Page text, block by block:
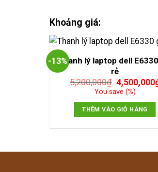
Khoảng giá:
-13%Thanh lý laptop dell
rẻ
5,200,000₫ Giá
gốc
là:
5,200,000₫.
4,500,000
You save (%)
THÊM VÀO GIỎ HÀNG